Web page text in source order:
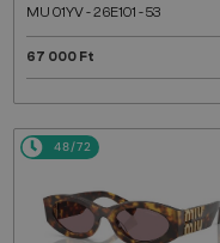
MU 01YV - 26E1O1 - 53
67 000 Ft
48/72